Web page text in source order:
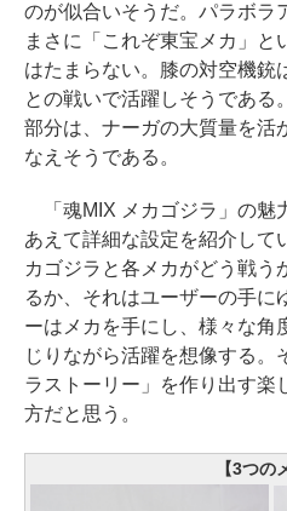
のが似合いそうだ。パラボラ
まさに「これぞ東宝メカ」と
はたまらない。膝の対空機銃
との戦いで活躍しそうである
部分は、ナーガの大質量を活
なえそうである。
「魂MIX メカゴジラ」の魅
あえて詳細な設定を紹介して
カゴジラと各メカがどう戦う
るか、それはユーザーの手に
ーはメカを手にし、様々な角
じりながら活躍を想像する。
ラストーリー」を作り出す楽
方だと思う。
【3つの